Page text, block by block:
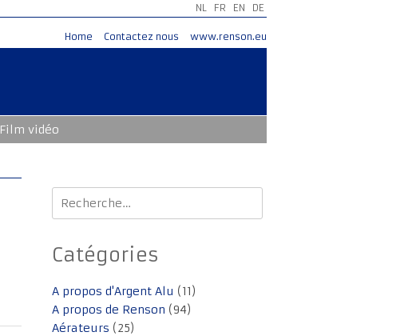
NL FR EN DE
Home Contactez nous www.renson.eu
Film vidéo
Rechercher :
Catégories
A propos d'Argent Alu (11)
A propos de Renson (94)
Aérateurs (25)